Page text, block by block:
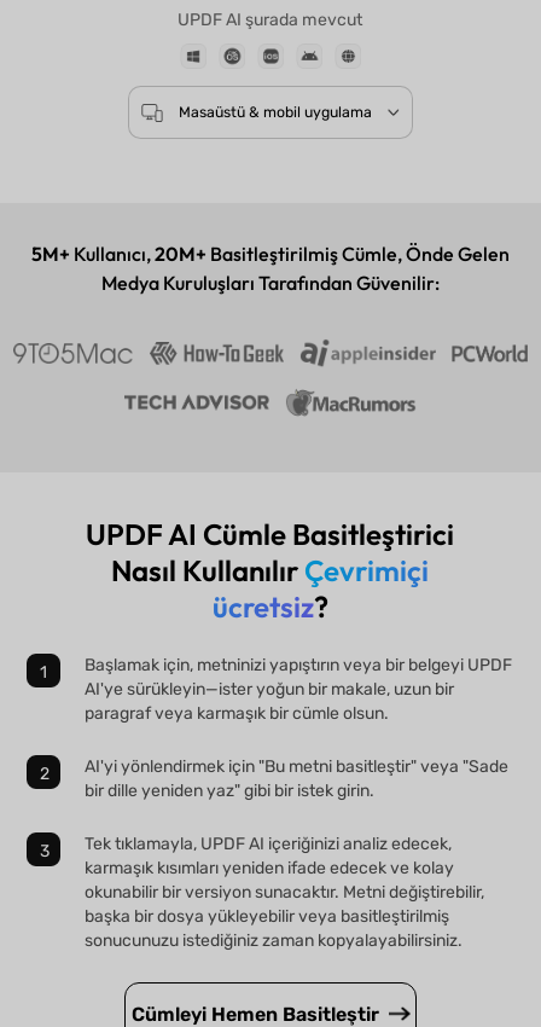
5000+ Yorum
4.8
UPDF AI şurada mevcut
5M+ Kullanıcı,20M+ Basitleştirilmiş Cümle, Önde Gelen
Medya Kuruluşları Tarafından Güvenilir:
UPDF AI Cümle Basitleştirici
Nasıl Kullanılır Çevrimiçi
ücretsiz?
Başlamak için, metninizi yapıştırın veya bir belgeyi UPDF
AI'ye sürükleyin—ister yoğun bir makale, uzun bir
paragraf veya karmaşık bir cümle olsun.
AI'yi yönlendirmek için "Bu metni basitleştir" veya "Sade
bir dille yeniden yaz" gibi bir istek girin.
Tek tıklamayla, UPDF AI içeriğinizi analiz edecek,
karmaşık kısımları yeniden ifade edecek ve kolay
okunabilir bir versiyon sunacaktır. Metni değiştirebilir,
başka bir dosya yükleyebilir veya basitleştirilmiş
sonucunuzu istediğiniz zaman kopyalayabilirsiniz.
Cümleyi Hemen Basitleştir